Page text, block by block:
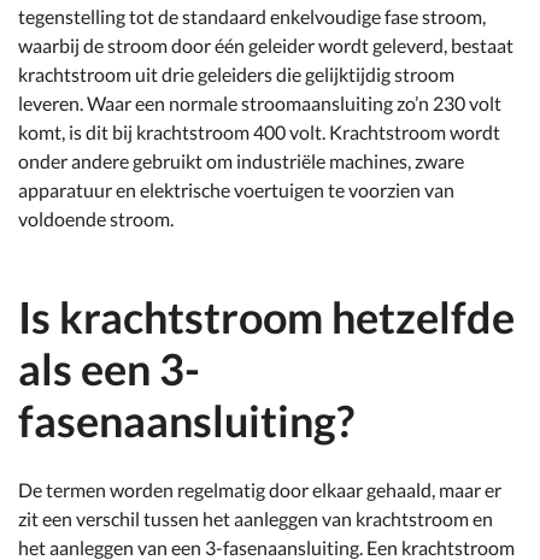
tegenstelling tot de standaard enkelvoudige fase stroom,
waarbij de stroom door één geleider wordt geleverd, bestaat
krachtstroom uit drie geleiders die gelijktijdig stroom
leveren. Waar een normale stroomaansluiting zo’n 230 volt
komt, is dit bij krachtstroom 400 volt. Krachtstroom wordt
onder andere gebruikt om industriële machines, zware
apparatuur en elektrische voertuigen te voorzien van
voldoende stroom.
Is krachtstroom hetzelfde
als een 3-
fasenaansluiting?
De termen worden regelmatig door elkaar gehaald, maar er
zit een verschil tussen het aanleggen van krachtstroom en
het aanleggen van een 3-fasenaansluiting. Een krachtstroom